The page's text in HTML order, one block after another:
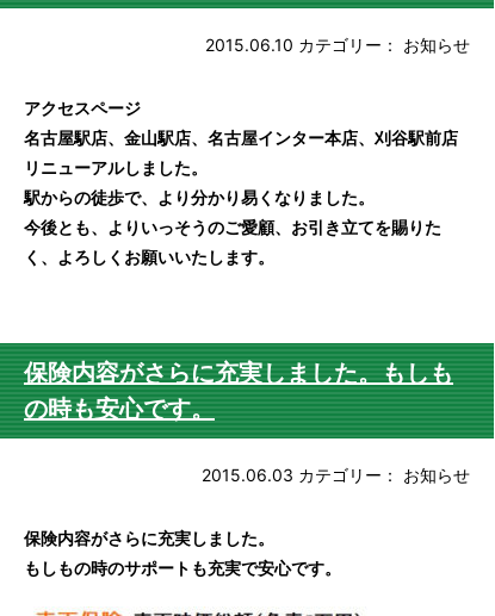
2015.06.10 カテゴリー： お知らせ
アクセスページ
名古屋駅店、金山駅店、名古屋インター本店、刈谷駅前店
リニューアルしました。
駅からの徒歩で、より分かり易くなりました。
今後とも、よりいっそうのご愛顧、お引き立てを賜りた
く、よろしくお願いいたします。
保険内容がさらに充実しました。もしも
の時も安心です。
2015.06.03 カテゴリー： お知らせ
保険内容がさらに充実しました。
もしもの時のサポートも充実で安心です。